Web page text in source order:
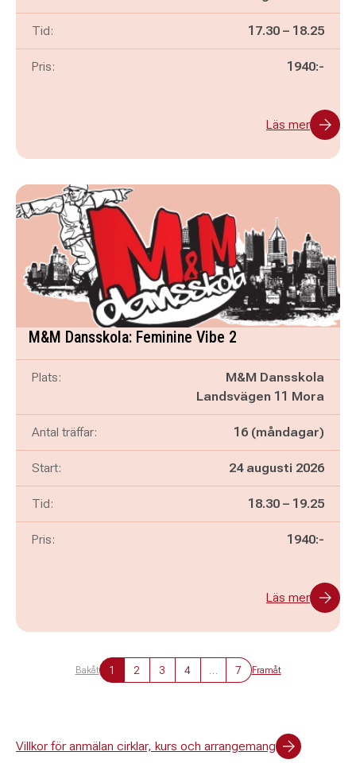
Tid: Pågår mellan
17.30 – och
18.25
Pris: 1940:-
Läs mer
M&M Dansskola: Feminine Vibe 2
Plats:
M&M Dansskola
Landsvägen 11 Mora
Antal träffar: 16 (måndagar)
Start: 24 augusti 2026
Tid: Pågår mellan
18.30 – och
19.25
Pris: 1940:-
Läs mer
Bakåt 1 2 3 4 7 Framåt
Villkor för anmälan cirklar, kurs och arrangemang